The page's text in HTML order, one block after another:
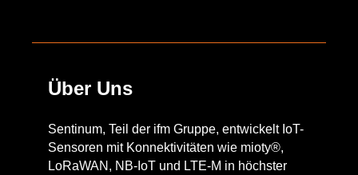
Über Uns
Sentinum, Teil der ifm Gruppe, entwickelt IoT-
Sensoren mit Konnektivitäten wie mioty®,
LoRaWAN, NB-IoT und LTE-M in höchster